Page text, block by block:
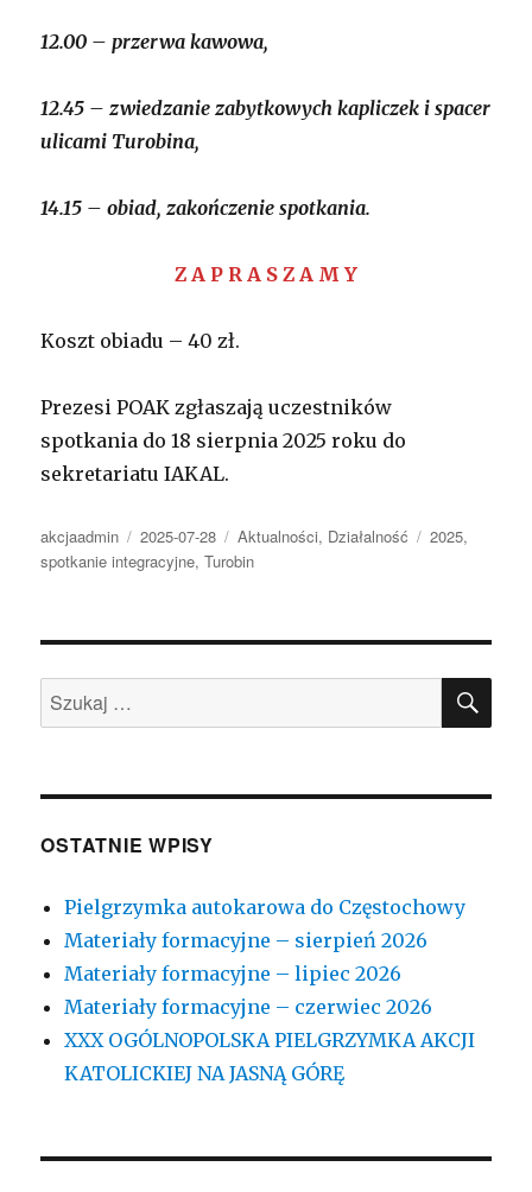
12.00 – przerwa kawowa,
12.45 – zwiedzanie zabytkowych kapliczek i spacer
ulicami Turobina,
14.15 – obiad, zakończenie spotkania.
Z A P R A S Z A M Y
Koszt obiadu – 40 zł.
Prezesi POAK zgłaszają uczestników
spotkania do 18 sierpnia 2025 roku do
sekretariatu IAKAL.
Autor
akcjaadmin Opublikowano
2025-07-28 Kategorie
Aktualności, Działalność Tagi
2025,
spotkanie integracyjne,Turobin
Szukaj:
OSTATNIE WPISY
Pielgrzymka autokarowa do Częstochowy
Materiały formacyjne – sierpień 2026
Materiały formacyjne – lipiec 2026
Materiały formacyjne – czerwiec 2026
XXX OGÓLNOPOLSKA PIELGRZYMKA AKCJI
KATOLICKIEJ NA JASNĄ GÓRĘ